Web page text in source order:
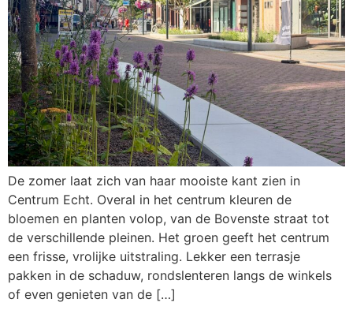
De zomer laat zich van haar mooiste kant zien in
Centrum Echt. Overal in het centrum kleuren de
bloemen en planten volop, van de Bovenste straat tot
de verschillende pleinen. Het groen geeft het centrum
een frisse, vrolijke uitstraling. Lekker een terrasje
pakken in de schaduw, rondslenteren langs de winkels
of even genieten van de […]